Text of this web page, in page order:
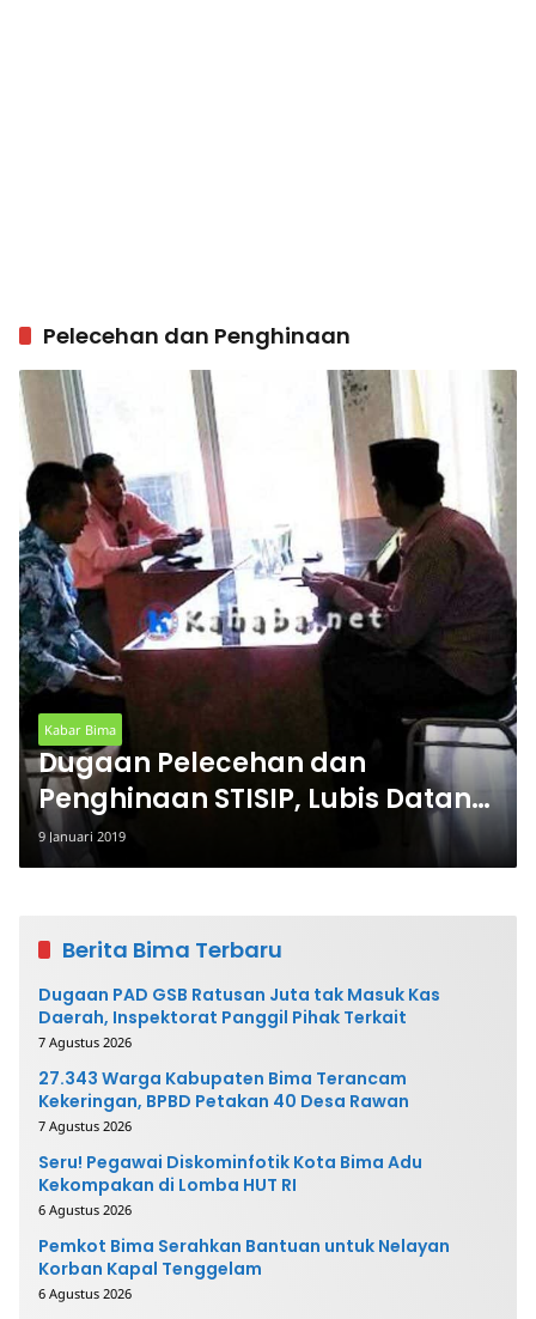
Pelecehan dan Penghinaan
Kabar Bima
Dugaan Pelecehan dan
Penghinaan STISIP, Lubis Datangi
BK
9 Januari 2019
Berita Bima Terbaru
Dugaan PAD GSB Ratusan Juta tak Masuk Kas
Daerah, Inspektorat Panggil Pihak Terkait
7 Agustus 2026
27.343 Warga Kabupaten Bima Terancam
Kekeringan, BPBD Petakan 40 Desa Rawan
7 Agustus 2026
Seru! Pegawai Diskominfotik Kota Bima Adu
Kekompakan di Lomba HUT RI
6 Agustus 2026
Pemkot Bima Serahkan Bantuan untuk Nelayan
Korban Kapal Tenggelam
6 Agustus 2026